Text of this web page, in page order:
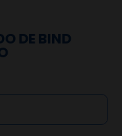
DE BIND